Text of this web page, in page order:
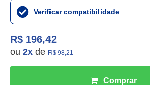
Verificar compatibilidade
R$ 196,42
ou 2x de R$ 98,21